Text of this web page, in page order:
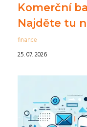
Komerční
Najděte tu
finance
25. 07. 2026